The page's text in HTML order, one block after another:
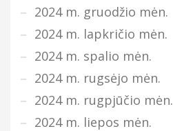
2024 m. gruodžio mėn.
2024 m. lapkričio mėn.
2024 m. spalio mėn.
2024 m. rugsėjo mėn.
2024 m. rugpjūčio mėn.
2024 m. liepos mėn.